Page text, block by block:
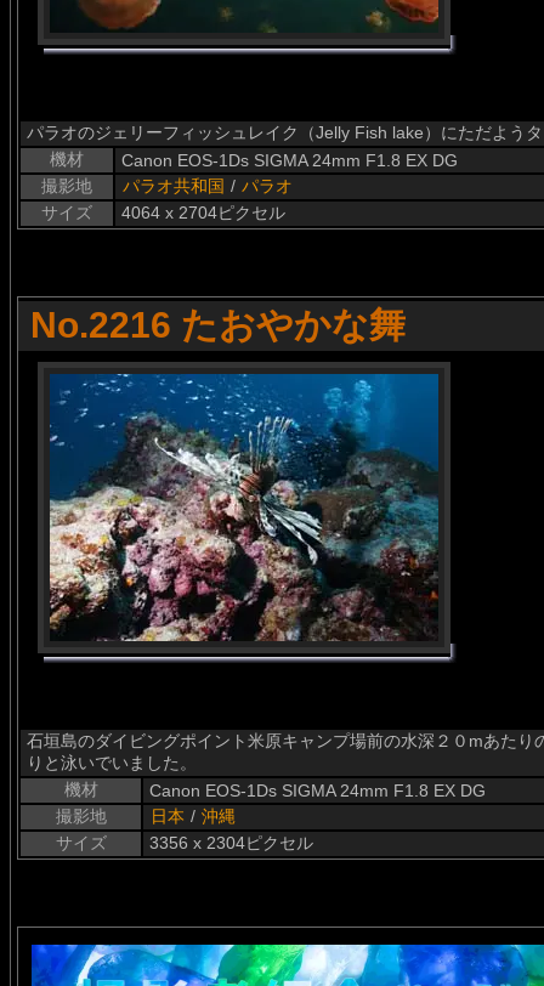
パラオのジェリーフィッシュレイク（Jelly Fish lake）にただよう
機材
Canon EOS-1Ds SIGMA 24mm F1.8 EX DG
撮影地
パラオ共和国 / パラオ
サイズ
4064 x 2704ピクセル
No.2216 たおやかな舞
石垣島のダイビングポイント米原キャンプ場前の水深２０mあた
りと泳いでいました。
機材
Canon EOS-1Ds SIGMA 24mm F1.8 EX DG
撮影地
日本 / 沖縄
サイズ
3356 x 2304ピクセル